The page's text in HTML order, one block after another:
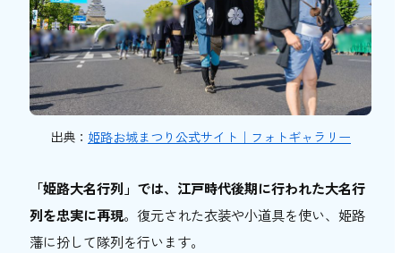
出典： 姫路お城まつり公式サイト｜フォトギャラリー
「姫路大名行列」では、江戸時代後期に行われた大名行
列を忠実に再現。復元された衣装や小道具を使い、姫路
藩に扮して隊列を行います。